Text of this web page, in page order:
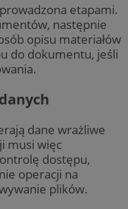
etapami.
następnie
opisu materiałów
do dokumentu, jeśli
dane wrażliwe
musi więc
dostępu,
operacji na
plików.